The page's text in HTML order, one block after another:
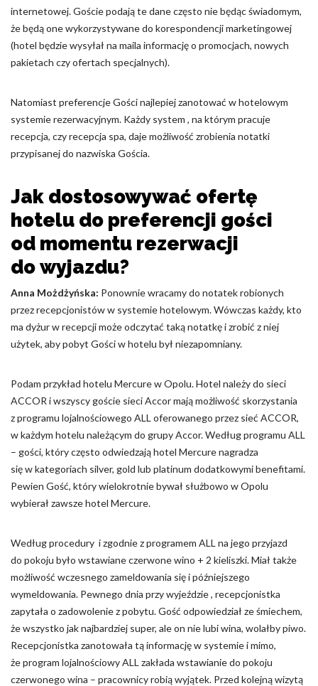
internetowej. Goście podają te dane często nie będąc świadomym,
że będą one wykorzystywane do korespondencji marketingowej
(hotel będzie wysyłał na maila informację o promocjach, nowych
pakietach czy ofertach specjalnych).
Natomiast preferencje Gości najlepiej zanotować w hotelowym
systemie rezerwacyjnym. Każdy system , na którym pracuje
recepcja, czy recepcja spa, daje możliwość zrobienia notatki
przypisanej do nazwiska Gościa.
Jak dostosowywać ofertę
hotelu do preferencji gości
od momentu rezerwacji
do wyjazdu?
Anna Możdżyńska: Ponownie wracamy do notatek robionych
przez recepcjonistów w systemie hotelowym. Wówczas każdy, kto
ma dyżur w recepcji może odczytać taką notatkę i zrobić z niej
użytek, aby pobyt Gości w hotelu był niezapomniany.
Podam przykład hotelu Mercure w Opolu. Hotel należy do sieci
ACCOR i wszyscy goście sieci Accor mają możliwość skorzystania
z programu lojalnościowego ALL oferowanego przez sieć ACCOR,
w każdym hotelu należącym do grupy Accor. Według programu ALL
– gości, który często odwiedzają hotel Mercure nagradza
się w kategoriach silver, gold lub platinum dodatkowymi benefitami.
Pewien Gość, który wielokrotnie bywał służbowo w Opolu
wybierał zawsze hotel Mercure.
Według procedury i zgodnie z programem ALL na jego przyjazd
do pokoju było wstawiane czerwone wino + 2 kieliszki. Miał także
możliwość wczesnego zameldowania się i późniejszego
wymeldowania. Pewnego dnia przy wyjeździe , recepcjonistka
zapytała o zadowolenie z pobytu. Gość odpowiedział ze śmiechem,
że wszystko jak najbardziej super, ale on nie lubi wina, wolałby piwo.
Recepcjonistka zanotowała tą informację w systemie i mimo,
że program lojalnościowy ALL zakłada wstawianie do pokoju
czerwonego wina – pracownicy robią wyjątek. Przed kolejną wizytą